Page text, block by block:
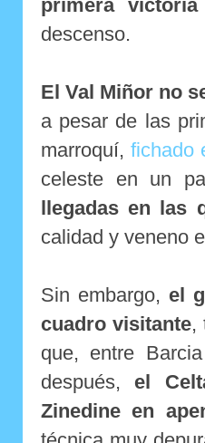
primera
descenso.
El Val Miñor no
a pesar de las
marroquí, fichado
celeste en un
llegadas en las
calidad y veneno
Sin embargo, el
cuadro visitante,
que, entre
después, el
Zinedine en